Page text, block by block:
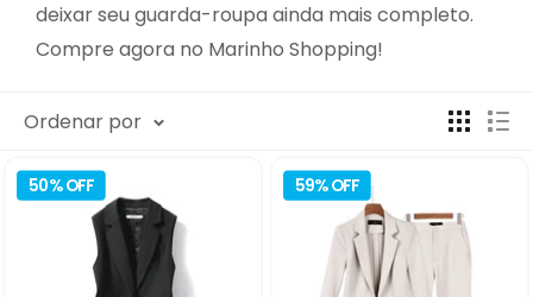
deixar seu guarda-roupa ainda mais completo.
Compre agora no Marinho Shopping!
Ordenar por
50% OFF 59% OFF